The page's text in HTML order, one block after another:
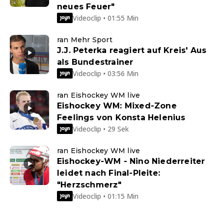
neues Feuer"
Videoclip • 01:55 Min
ran Mehr Sport
J.J. Peterka reagiert auf Kreis' Aus
als Bundestrainer
Videoclip • 03:56 Min
ran Eishockey WM live
Eishockey WM: Mixed-Zone
Feelings von Konsta Helenius
Videoclip • 29 Sek
ran Eishockey WM live
Eishockey-WM - Nino Niederreiter
leidet nach Final-Pleite:
"Herzschmerz"
Videoclip • 01:15 Min